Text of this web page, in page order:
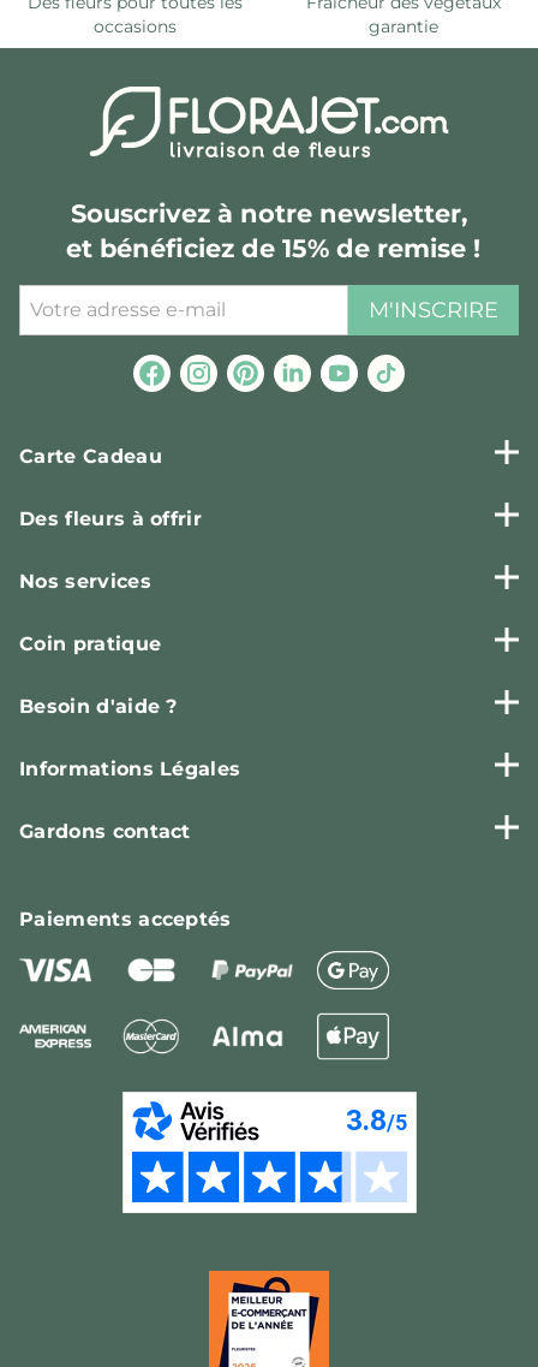
occasions
garantie
Souscrivez à notre newsletter,
et bénéficiez de 15% de remise !
M'INSCRIRE
Carte Cadeau
Des fleurs à offrir
Nos services
Coin pratique
Besoin d'aide ?
Informations Légales
Gardons contact
Paiementsacceptés